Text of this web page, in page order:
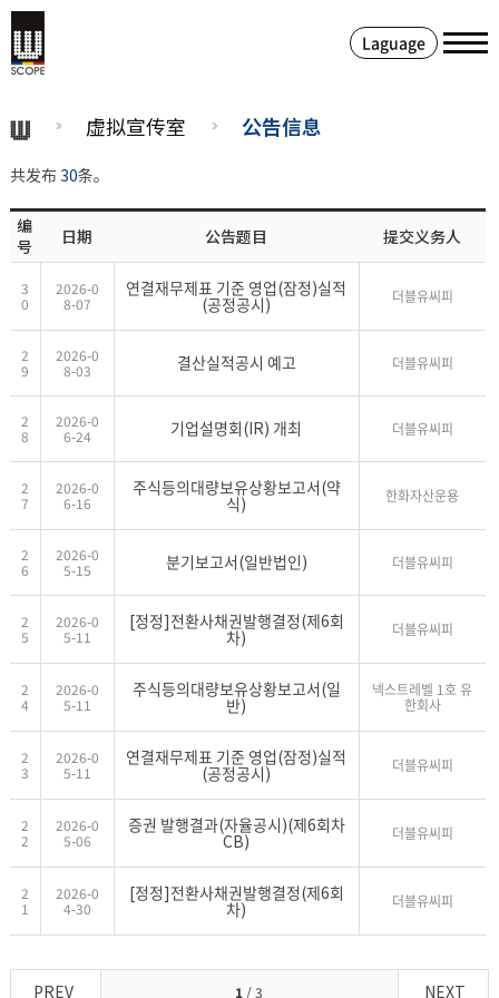
Laguage
虚拟宣传室 公告信息
共发布30条。
编
号
日期 公告题目 提交义务人
3
0
2026-0
8-07
연결재무제표 기준 영업(잠정)실적
(공정공시) 더블유씨피
2
9
2026-0
8-03
결산실적공시 예고 더블유씨피
2
8
2026-0
6-24
기업설명회(IR) 개최 더블유씨피
2
7
2026-0
6-16
주식등의대량보유상황보고서(약
식) 한화자산운용
2
6
2026-0
5-15
분기보고서(일반법인) 더블유씨피
2
5
2026-0
5-11
[정정]전환사채권발행결정(제6회
차) 더블유씨피
2
4
2026-0
5-11
주식등의대량보유상황보고서(일
반)
넥스트레벨 1호 유
한회사
2
3
2026-0
5-11
연결재무제표 기준 영업(잠정)실적
(공정공시) 더블유씨피
2
2
2026-0
5-06
증권 발행결과(자율공시)(제6회차
CB) 더블유씨피
2
1
2026-0
4-30
[정정]전환사채권발행결정(제6회
차) 더블유씨피
PREV 1 / 3 NEXT